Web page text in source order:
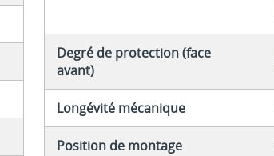
Degré de protection (face
avant)
Longévité mécanique
Position de montage